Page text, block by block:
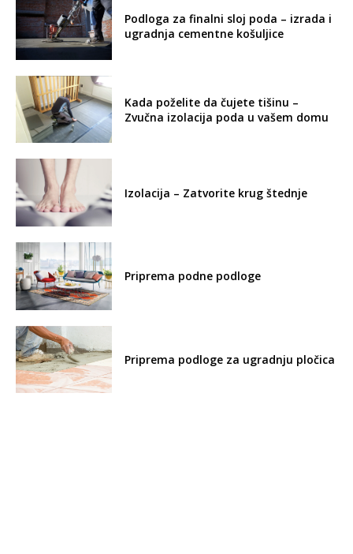
Podloga za finalni sloj poda – izrada i
ugradnja cementne košuljice
Kada poželite da čujete tišinu –
Zvučna izolacija poda u vašem domu
Izolacija – Zatvorite krug štednje
Priprema podne podloge
Priprema podloge za ugradnju pločica